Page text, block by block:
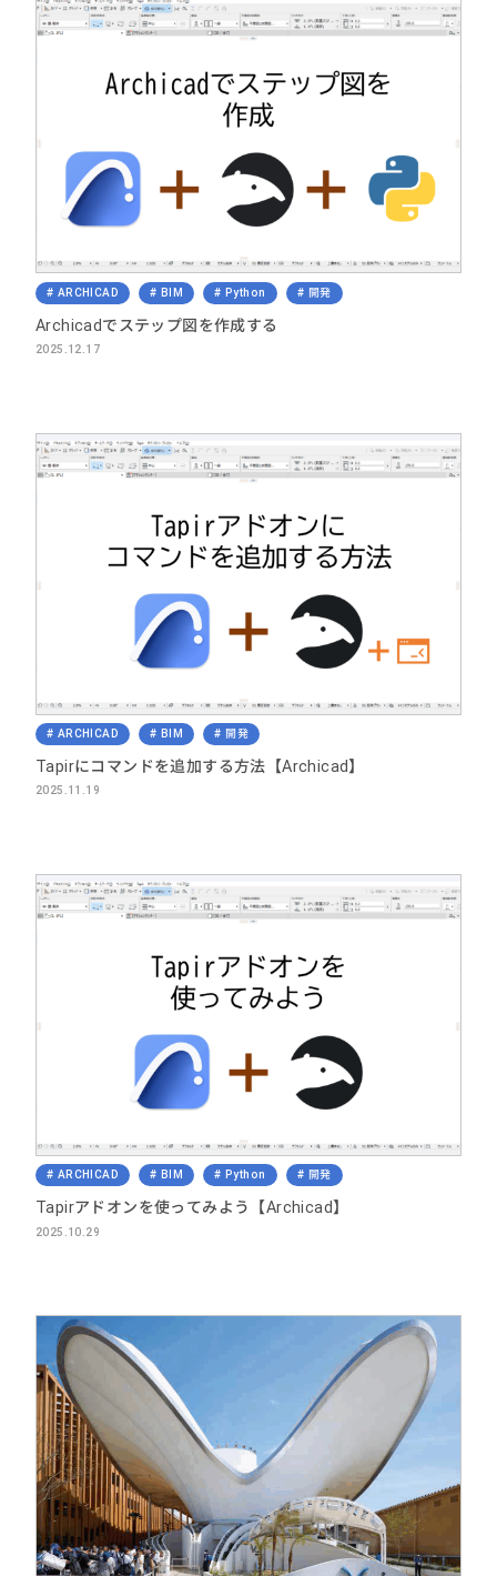
ARCHICAD BIM Python 開発
Archicadでステップ図を作成する
2025.12.17
ARCHICAD BIM 開発
Tapirにコマンドを追加する方法【Archicad】
2025.11.19
ARCHICAD BIM Python 開発
Tapirアドオンを使ってみよう【Archicad】
2025.10.29